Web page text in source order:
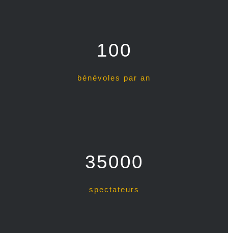
100
bénévoles par an
35000
spectateurs